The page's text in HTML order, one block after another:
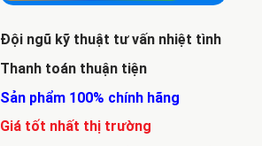
Đội ngũ kỹ thuật tư vấn nhiệt tình
Thanh toán thuận tiện
Sản phẩm 100% chính hãng
Giá tốt nhất thị trường